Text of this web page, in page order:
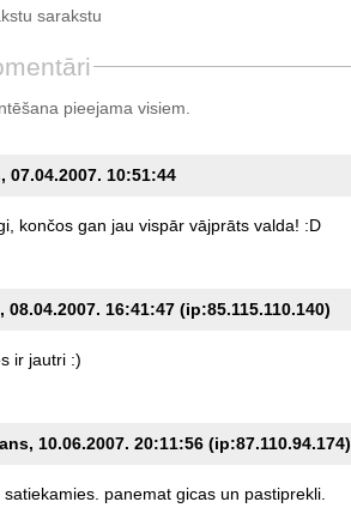
sarakstu
pieejama visiem.
, 07.04.2007. 10:51:44
končos gan jau vispār vājprāts valda! :D
08.04.2007. 16:41:47 (ip:85.115.110.140)
ir jautri :)
10.06.2007. 20:11:56 (ip:87.110.94.174)
satiekamies. panemat gicas un pastiprekli.